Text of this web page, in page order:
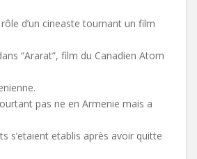
d’un cineaste tournant un film
“Ararat”, film du Canadien Atom
pas ne en Armenie mais a
s’etaient etablis après avoir quitte